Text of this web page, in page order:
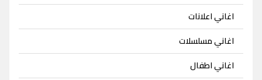
اغاني اعلانات
اغاني مسلسلات
اغاني اطفال